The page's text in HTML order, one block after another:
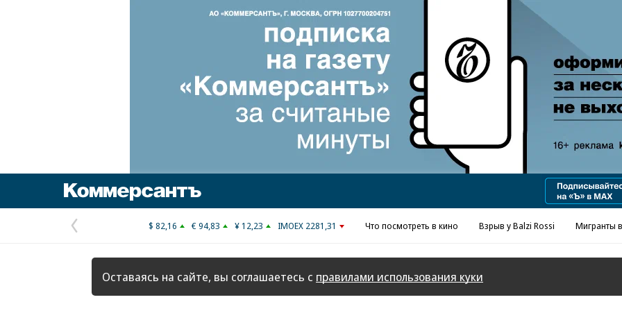
Реклама в «Ъ» www.kommersant.ru/ad
Предыдущая
страница
$ 82,16 € 94,83 ¥ 12,23 IMOEX 2281,31 Что посмотреть в кино Взрыв у Balzi Rossi Мигранты
Оставаясь на сайте, вы соглашаетесь с правилами использования куки